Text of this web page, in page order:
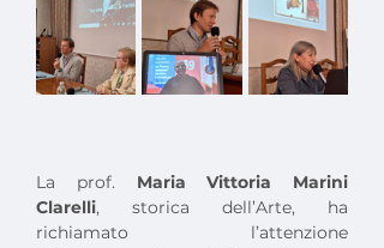
La prof. Maria Vittoria Marini
Clarelli, storica dell’Arte, ha
richiamato l’attenzione